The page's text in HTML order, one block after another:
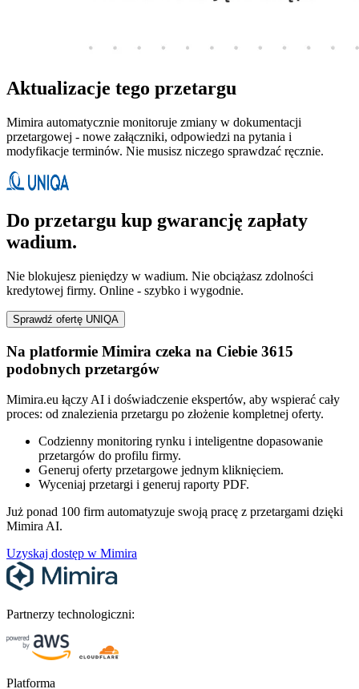
Aktualizacje tego przetargu
Mimira automatycznie monitoruje zmiany w dokumentacji
przetargowej - nowe załączniki, odpowiedzi na pytania i
modyfikacje terminów. Nie musisz niczego sprawdzać ręcznie.
Do przetargu kup gwarancję zapłaty
wadium.
Nie blokujesz pieniędzy w wadium. Nie obciążasz zdolności
kredytowej firmy. Online - szybko i wygodnie.
Sprawdź ofertę UNIQA
Na platformie Mimira czeka na Ciebie 3615
podobnych przetargów
Mimira.eu łączy AI i doświadczenie ekspertów, aby wspierać cały
proces: od znalezienia przetargu po złożenie kompletnej oferty.
Codzienny monitoring rynku i inteligentne dopasowanie
przetargów do profilu firmy.
Generuj oferty przetargowe jednym kliknięciem.
Wyceniaj przetargi i generuj raporty PDF.
Już ponad 100 firm automatyzuje swoją pracę z przetargami dzięki
Mimira AI.
Uzyskaj dostęp w Mimira
Partnerzy technologiczni:
Platforma